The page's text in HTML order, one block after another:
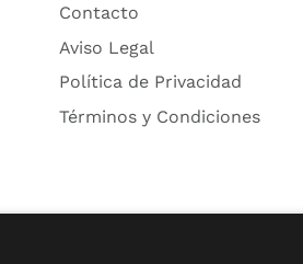
Contacto
Aviso Legal
Política de Privacidad
Términos y Condiciones